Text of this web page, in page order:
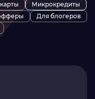
Микрокредиты
Для блогеров